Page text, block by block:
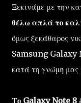
Ξεκινάμε με την
θέλω απλά το
όμως ξεκάθαρος
Samsung Galaxy
κατά τη γνώμη μας
Το Galaxy Note 8